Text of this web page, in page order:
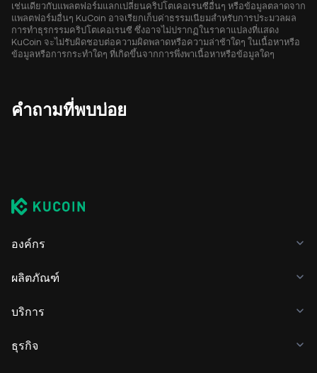
เช่นเดียวกับแพลตฟอร์มแลกเปลี่ยนคริปโตเคอเรนซีอื่นๆ หรือข้อมูลตลาดจาก
แพลตฟอร์มอื่นๆ KuCoin อาจเรียกเก็บค่าธรรมเนียมสำหรับการประมวลผล
การทำธุรกรรมคริปโตเคอเรนซี ซึ่งอาจไม่ปรากฏในราคาแปลงที่แสดง
KuCoin จะไม่รับผิดชอบต่อความผิดพลาดหรือความล่าช้าใดๆ ในเนื้อหาหรือ
ข้อมูลหรือการกระทำใดๆ ที่เกิดขึ้นจากการพึ่งพาเนื้อหาหรือข้อมูลใดๆ
คำถามที่พบบ่อย
องค์กร
ผลิตภัณฑ์
บริการ
ธุรกิจ